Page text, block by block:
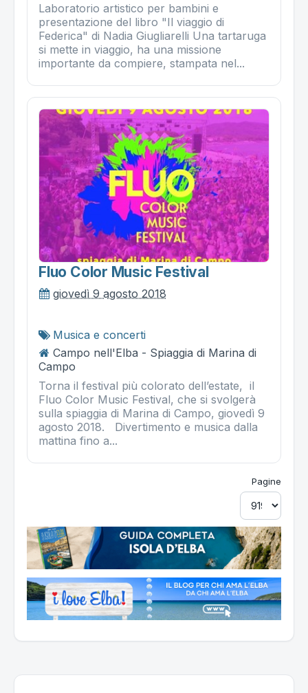
Laboratorio artistico per bambini e
presentazione del libro "Il viaggio di
Federica" di Nadia Giugliarelli Una tartaruga
si mette in viaggio, ha una missione
importante da compiere, stampata nel...
Fluo Color Music Festival
giovedì 9 agosto 2018
Musica e concerti
Campo nell'Elba - Spiaggia di Marina di
Campo
Torna il festival più colorato dell’estate, il
Fluo Color Music Festival, che si svolgerà
sulla spiaggia di Marina di Campo, giovedì 9
agosto 2018. Divertimento e musica dalla
mattina fino a...
Pagine